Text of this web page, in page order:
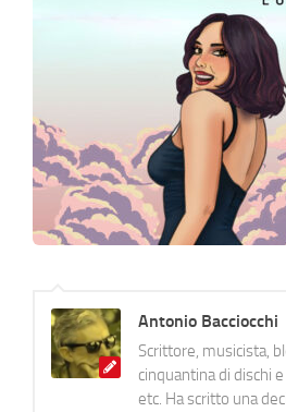
Antonio Bacciocchi
Scrittore, musicista,
cinquantina di dischi
etc. Ha scritto una